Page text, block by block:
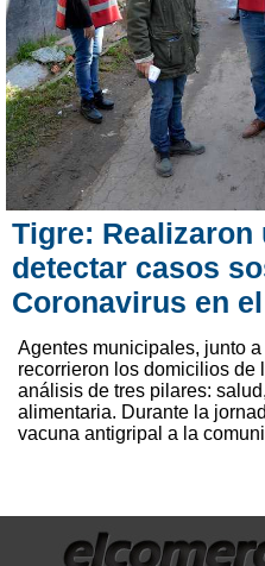
Tigre:
detectar casos
Coronavirus en
Agentes municipales, junto
recorrieron los domicilios de
análisis de tres pilares:
alimentaria. Durante la
vacuna antigripal a la